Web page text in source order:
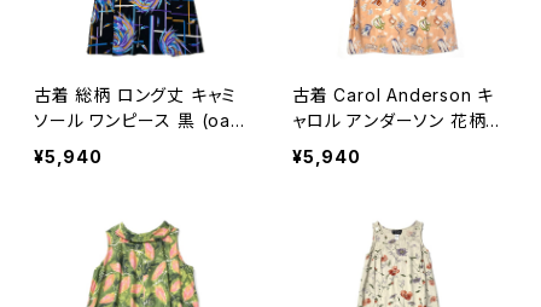
古着 総柄 ロング丈 キャミ
ソール ワンピース 黒 (oa2
607045)
¥5,940
古着 Carol Anderson キ
ャロル アンダーソン 花柄
ロング丈 ノースリーブ ワン
ピース オレンジ (oa2607
¥5,940